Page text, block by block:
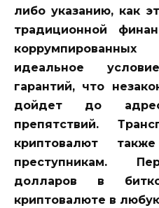
либо указанию, как
традиционной
идеальное
гарантий, что
дойдет до
препятствий.
криптовалют
преступникам.
долларов в
криптовалюте в